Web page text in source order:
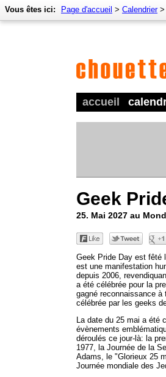
accueil
Vous êtes ici: Page d'accueil > Calendrier>
Geek
25. Mai 2027 au
Geek Pride Day est fêté
est une manifestation
depuis 2006,
a été célébrée pour la
gagné reconnaissance
célébrée par les geeks
La date du 25 mai a été
évènements
déroulés ce jour-là: la
1977, la Journée de la
Adams, le "Glorieux 25
Journée mondiale des